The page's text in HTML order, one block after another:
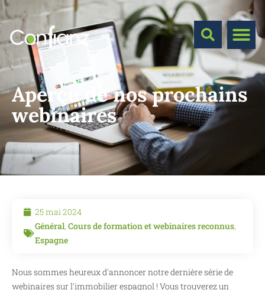
Aperçu de nos prochains
webinaires
25 mai 2024
Général, Cours de formation et webinaires reconnus,
Espagne
Nous sommes heureux d'annoncer notre dernière série de
webinaires sur l'immobilier espagnol ! Vous trouverez un